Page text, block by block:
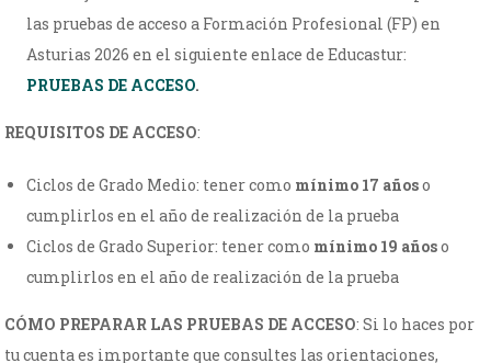
las pruebas de acceso a Formación Profesional (FP) en
Asturias 2026 en el siguiente enlace de Educastur:
PRUEBAS DE ACCESO.
REQUISITOS DE ACCESO:
Ciclos de Grado Medio: tener como mínimo 17 añoso
cumplirlos en el año de realización de la prueba
Ciclos de Grado Superior: tener como mínimo 19 añoso
cumplirlos en el año de realización de la prueba
CÓMO PREPARAR LAS PRUEBAS DE ACCESO: Si lo haces por
tu cuenta es importante que consultes las orientaciones,